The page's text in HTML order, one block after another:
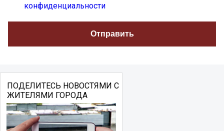
конфиденциальности
ПОДЕЛИТЕСЬ НОВОСТЯМИ С
ЖИТЕЛЯМИ ГОРОДА